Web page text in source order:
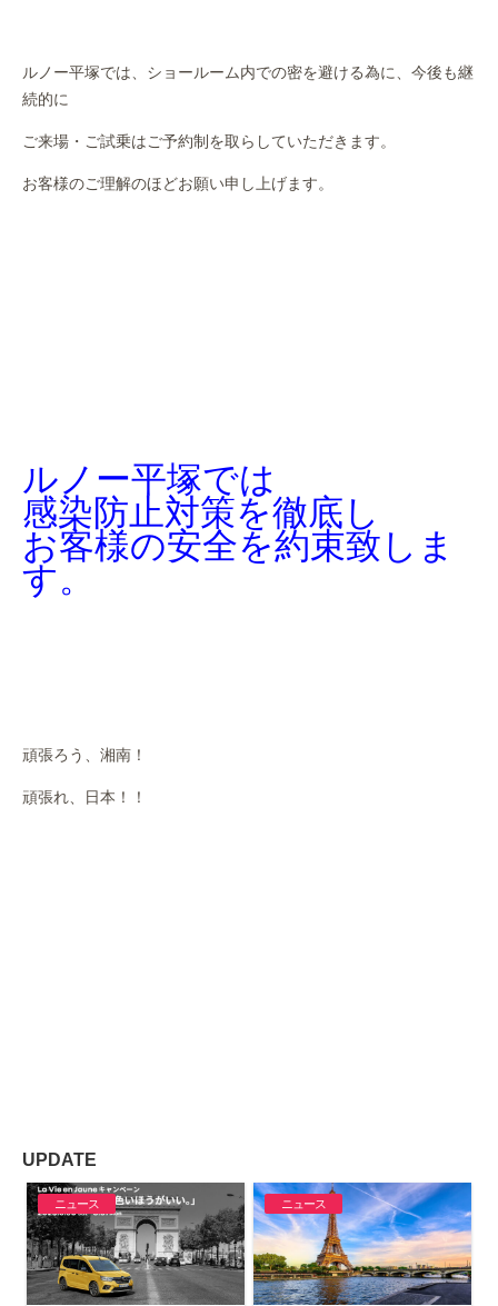
ルノー平塚では、ショールーム内での密を避ける為に、今後も継
続的に
ご来場・ご試乗はご予約制を取らしていただきます。
お客様のご理解のほどお願い申し上げます。
ルノー平塚では
感染防止対策を徹底し
お客様の安全を約束致しま
す。
頑張ろう、湘南！
頑張れ、日本！！
UPDATE
ニュース ニュース